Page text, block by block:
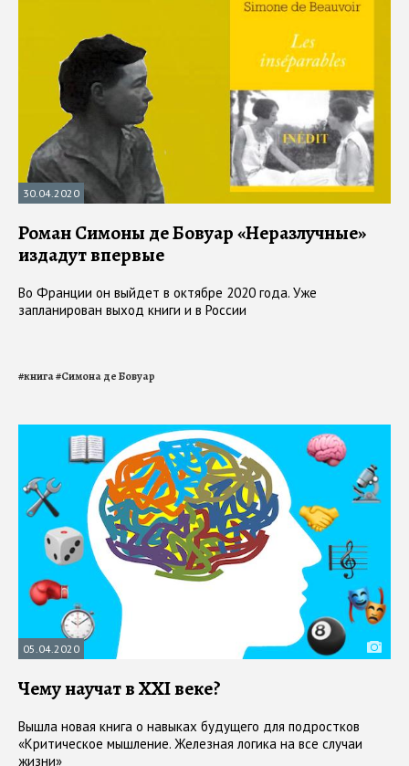
30.04.2020
Роман Симоны де Бовуар «Неразлучные»
издадут впервые
Во Франции он выйдет в октябре 2020 года. Уже
запланирован выход книги и в России
#книга#Симона де Бовуар
05.04.2020
Чему научат в XXI веке?
Вышла новая книга о навыках будущего для подростков
«Критическое мышление. Железная логика на все случаи
жизни»